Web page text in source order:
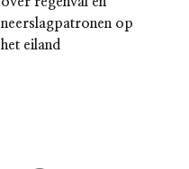
neerslagpatronen op
het eiland